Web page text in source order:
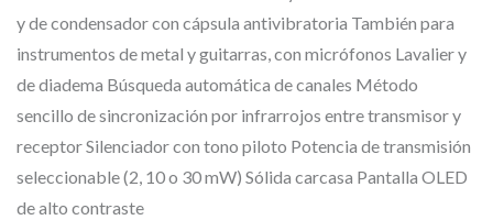
o
r
i
g
i
n
a
c
t
u
a
l
y de condensador con cápsula antivibratoria También para
instrumentos de metal y guitarras, con micrófonos Lavalier y
de diadema Búsqueda automática de canales Método
sencillo de sincronización por infrarrojos entre transmisor y
receptor Silenciador con tono piloto Potencia de transmisión
seleccionable (2, 10 o 30 mW) Sólida carcasa Pantalla OLED
de alto contraste